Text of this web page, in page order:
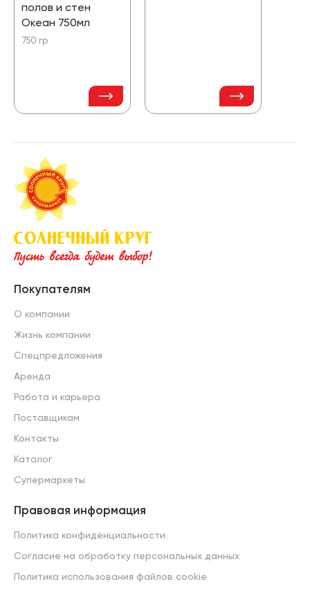
полов и стен
Океан 750мл
750 гр
Покупателям
О компании
Жизнь компании
Спецпредложения
Аренда
Работа и карьера
Поставщикам
Контакты
Каталог
Супермаркеты
Правовая информация
Политика конфиденциальности
Согласие на обработку персональных данных
Политика использования файлов cookie